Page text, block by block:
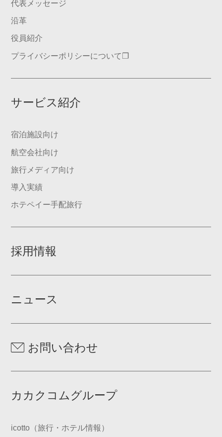
代表メッセージ
沿革
役員紹介
プライバシーポリシーについて❐
サービス紹介
宿泊施設向け
航空会社向け
旅行メディア向け
導入実績
ホテペイー手配旅行
採用情報
ニュース
お問い合わせ
カカクコムグループ
icotto（旅行・ホテル情報）